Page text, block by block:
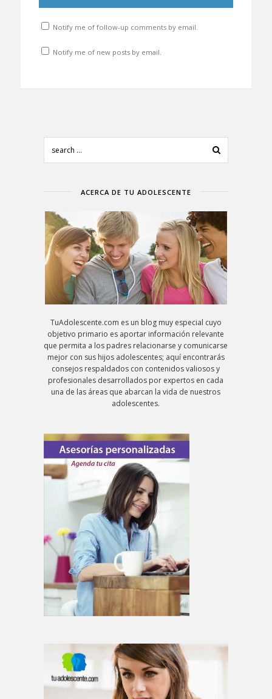
Notify me of follow-up comments by email.
Notify me of new posts by email.
ACERCA DE TU ADOLESCENTE
TuAdolescente.com es un blog muy especial cuyo
objetivo primario es aportar información relevante
que permita a los padres relacionarse y comunicarse
mejor con sus hijos adolescentes; aquí encontrarás
consejos respaldados con contenidos valiosos y
profesionales desarrollados por expertos en cada
una de las áreas que abarcan la vida de nuestros
adolescentes.